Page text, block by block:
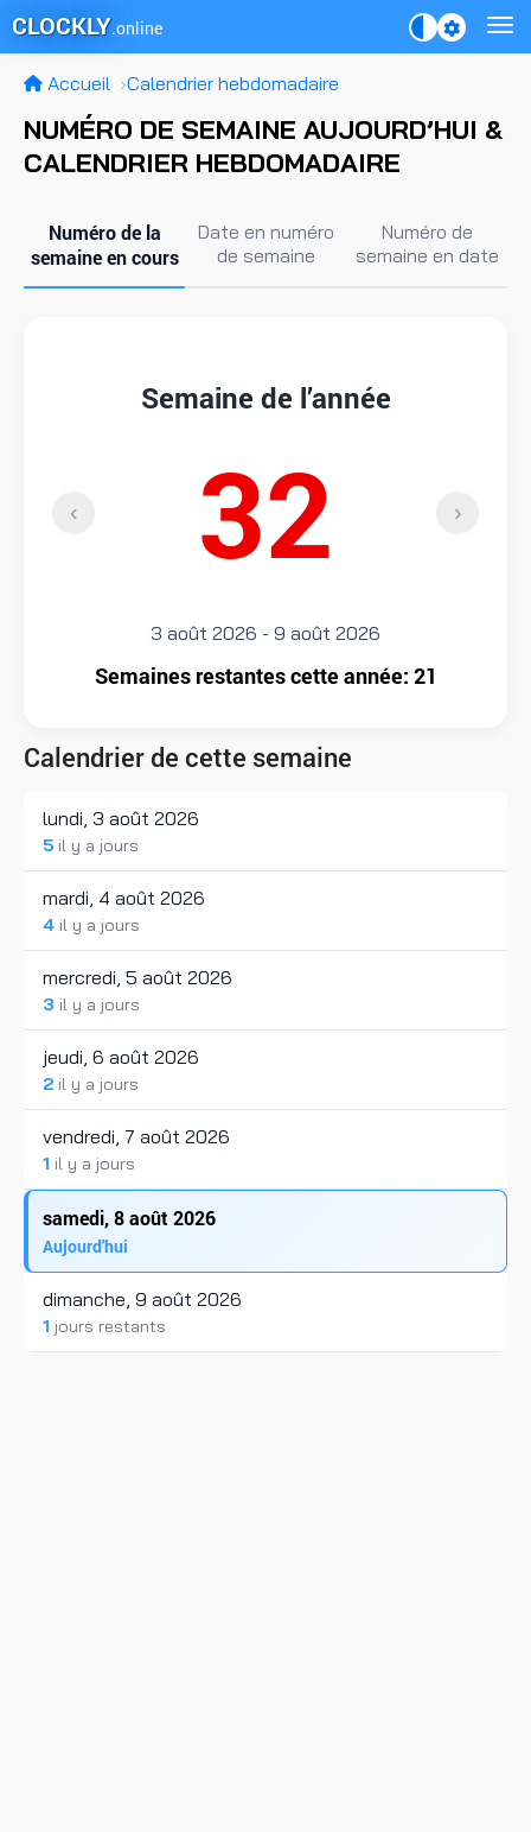
CLOCKLY.online
Accueil Calendrier hebdomadaire
NUMÉRO DE SEMAINE AUJOURD’HUI &
CALENDRIER HEBDOMADAIRE
Numéro de la
semaine en cours
Date en numéro
de semaine
Numéro de
semaine en date
Semaine de l’année
‹ 32 ›
3 août 2026 - 9 août 2026
Semaines restantes cette année: 21
Calendrier de cette semaine
lundi, 3 août 2026
5 il y a jours
mardi, 4 août 2026
4 il y a jours
mercredi, 5 août 2026
3 il y a jours
jeudi, 6 août 2026
2 il y a jours
vendredi, 7 août 2026
1 il y a jours
samedi, 8 août 2026
Aujourd'hui
dimanche, 9 août 2026
1 jours restants